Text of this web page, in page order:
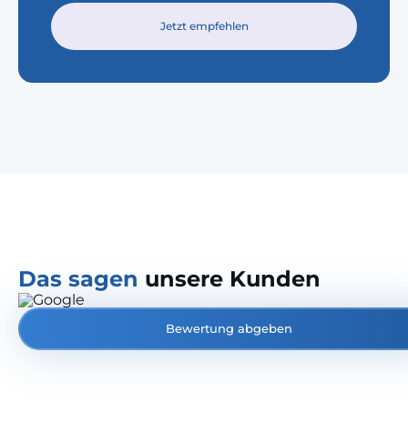
Jetzt empfehlen
Das sagen unsere Kunden
Bewertung abgeben